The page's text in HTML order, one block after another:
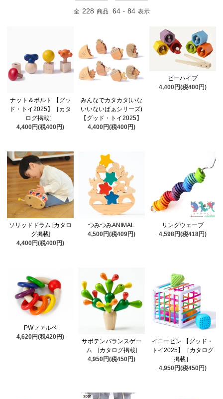
全 228 商品 64 - 84 表示
ナット＆ボルト 【グッ
ド・トイ2025】［カタ
ログ掲載］
4,400円(税400円)
みんなでカタカタ(いな
いいないばぁシリーズ)
【グッド・トイ2025】
4,400円(税400円)
ビーハイブ
4,400円(税400円)
ソリッドドラム [カタロ
グ掲載]
4,400円(税400円)
つみつみANIMAL
4,500円(税409円)
リングウェーブ
4,598円(税418円)
PWファルベ
4,620円(税420円)
サボテンバランスゲー
ム [カタログ掲載]
4,950円(税450円)
イニービン 【グッド・
トイ2025】［カタログ
掲載］
4,950円(税450円)